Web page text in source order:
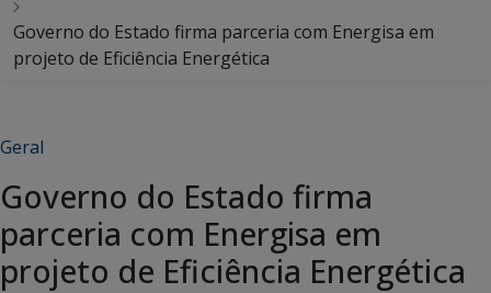
Governo do Estado firma parceria com Energisa em
projeto de Eficiência Energética
Geral
Governo do Estado firma
parceria com Energisa em
projeto de Eficiência Energética